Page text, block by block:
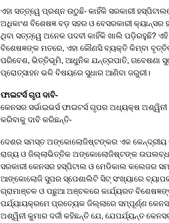
ଏହା ସତ୍ତ୍ୱେ ପ୍ରଶ୍ନ ଉଠୁଛି- କାହିଁକି ସରକାରୀ
ଅଧିକାଂଶ ବିଶେଷଜ୍ଞ ବଡ଼ ସହର ଓ ବେସରକାରୀ
ଥିବା ସତ୍ତ୍ୱେ ଅନେକ ପଦବୀ କାହିଁକି ଖାଲି ପଡ଼ିରହୁଛି?
ବିଶେଷଜ୍ଞଙ୍କ ମତରେ, ଏହା କୌଣସି ବ୍ୟକ୍ତି କିମ୍ବା
ପରିବେଶ, ଭିତ୍ତିଭୂମି, ଆଧୁନିକ ଯନ୍ତ୍ରପାତି, ଗବେଷଣା
ପ୍ରୋତ୍ସାହନ ଭଳି ବିଷୟରେ ସୁଧାର ଆଣିବା ଜରୁରୀ।
ଫାଇଟର୍ସ ଗୃପ ଦାବି-
କେନସର ସର୍ଭାଇଭର୍ସ ଫାଇଟର୍ସ ଗୃପର ଅଧ୍ୟକ୍ଷ
କରିବାକୁ ଦାବି କରିଛନ୍ତି-
ଦେଶର ସମସ୍ତ ଅଙ୍କୋଲୋଜିଷ୍ଟଙ୍କର ଏକ କେନ୍ଦ୍ରୀୟ
ରାଜ୍ୟ ଓ ଜିଲ୍ଲାଭିତ୍ତିକ ଅଙ୍କୋଲୋଜିଷ୍ଟଙ୍କ
ସରକାରୀ କେନସର ହସ୍ପିଟାଲ ଓ ମେଡିକାଲ କଲେଜର
ଆଙ୍କୋଲୋଜି ସୁପର ସ୍ପେଶାଲିଟି ସିଟ୍ ସଂଖ୍ୟାରେ
ଗ୍ରାମାଞ୍ଚଳ ଓ ପଛୁଆ ଅଞ୍ଚଳରେ କାର୍ଯ୍ୟରତ
ପର୍ଯ୍ୟାୟକ୍ରମେ ପ୍ରତ୍ୟେକ ଜିଲ୍ଲାରେ ସମ୍ପୂର୍ଣ୍ଣ
ଅଶ୍ୱିନୀ କୁମାର ଦର୍ଜୀ କହିଛନ୍ତି ଯେ, ଯେପର୍ଯ୍ୟନ୍ତ